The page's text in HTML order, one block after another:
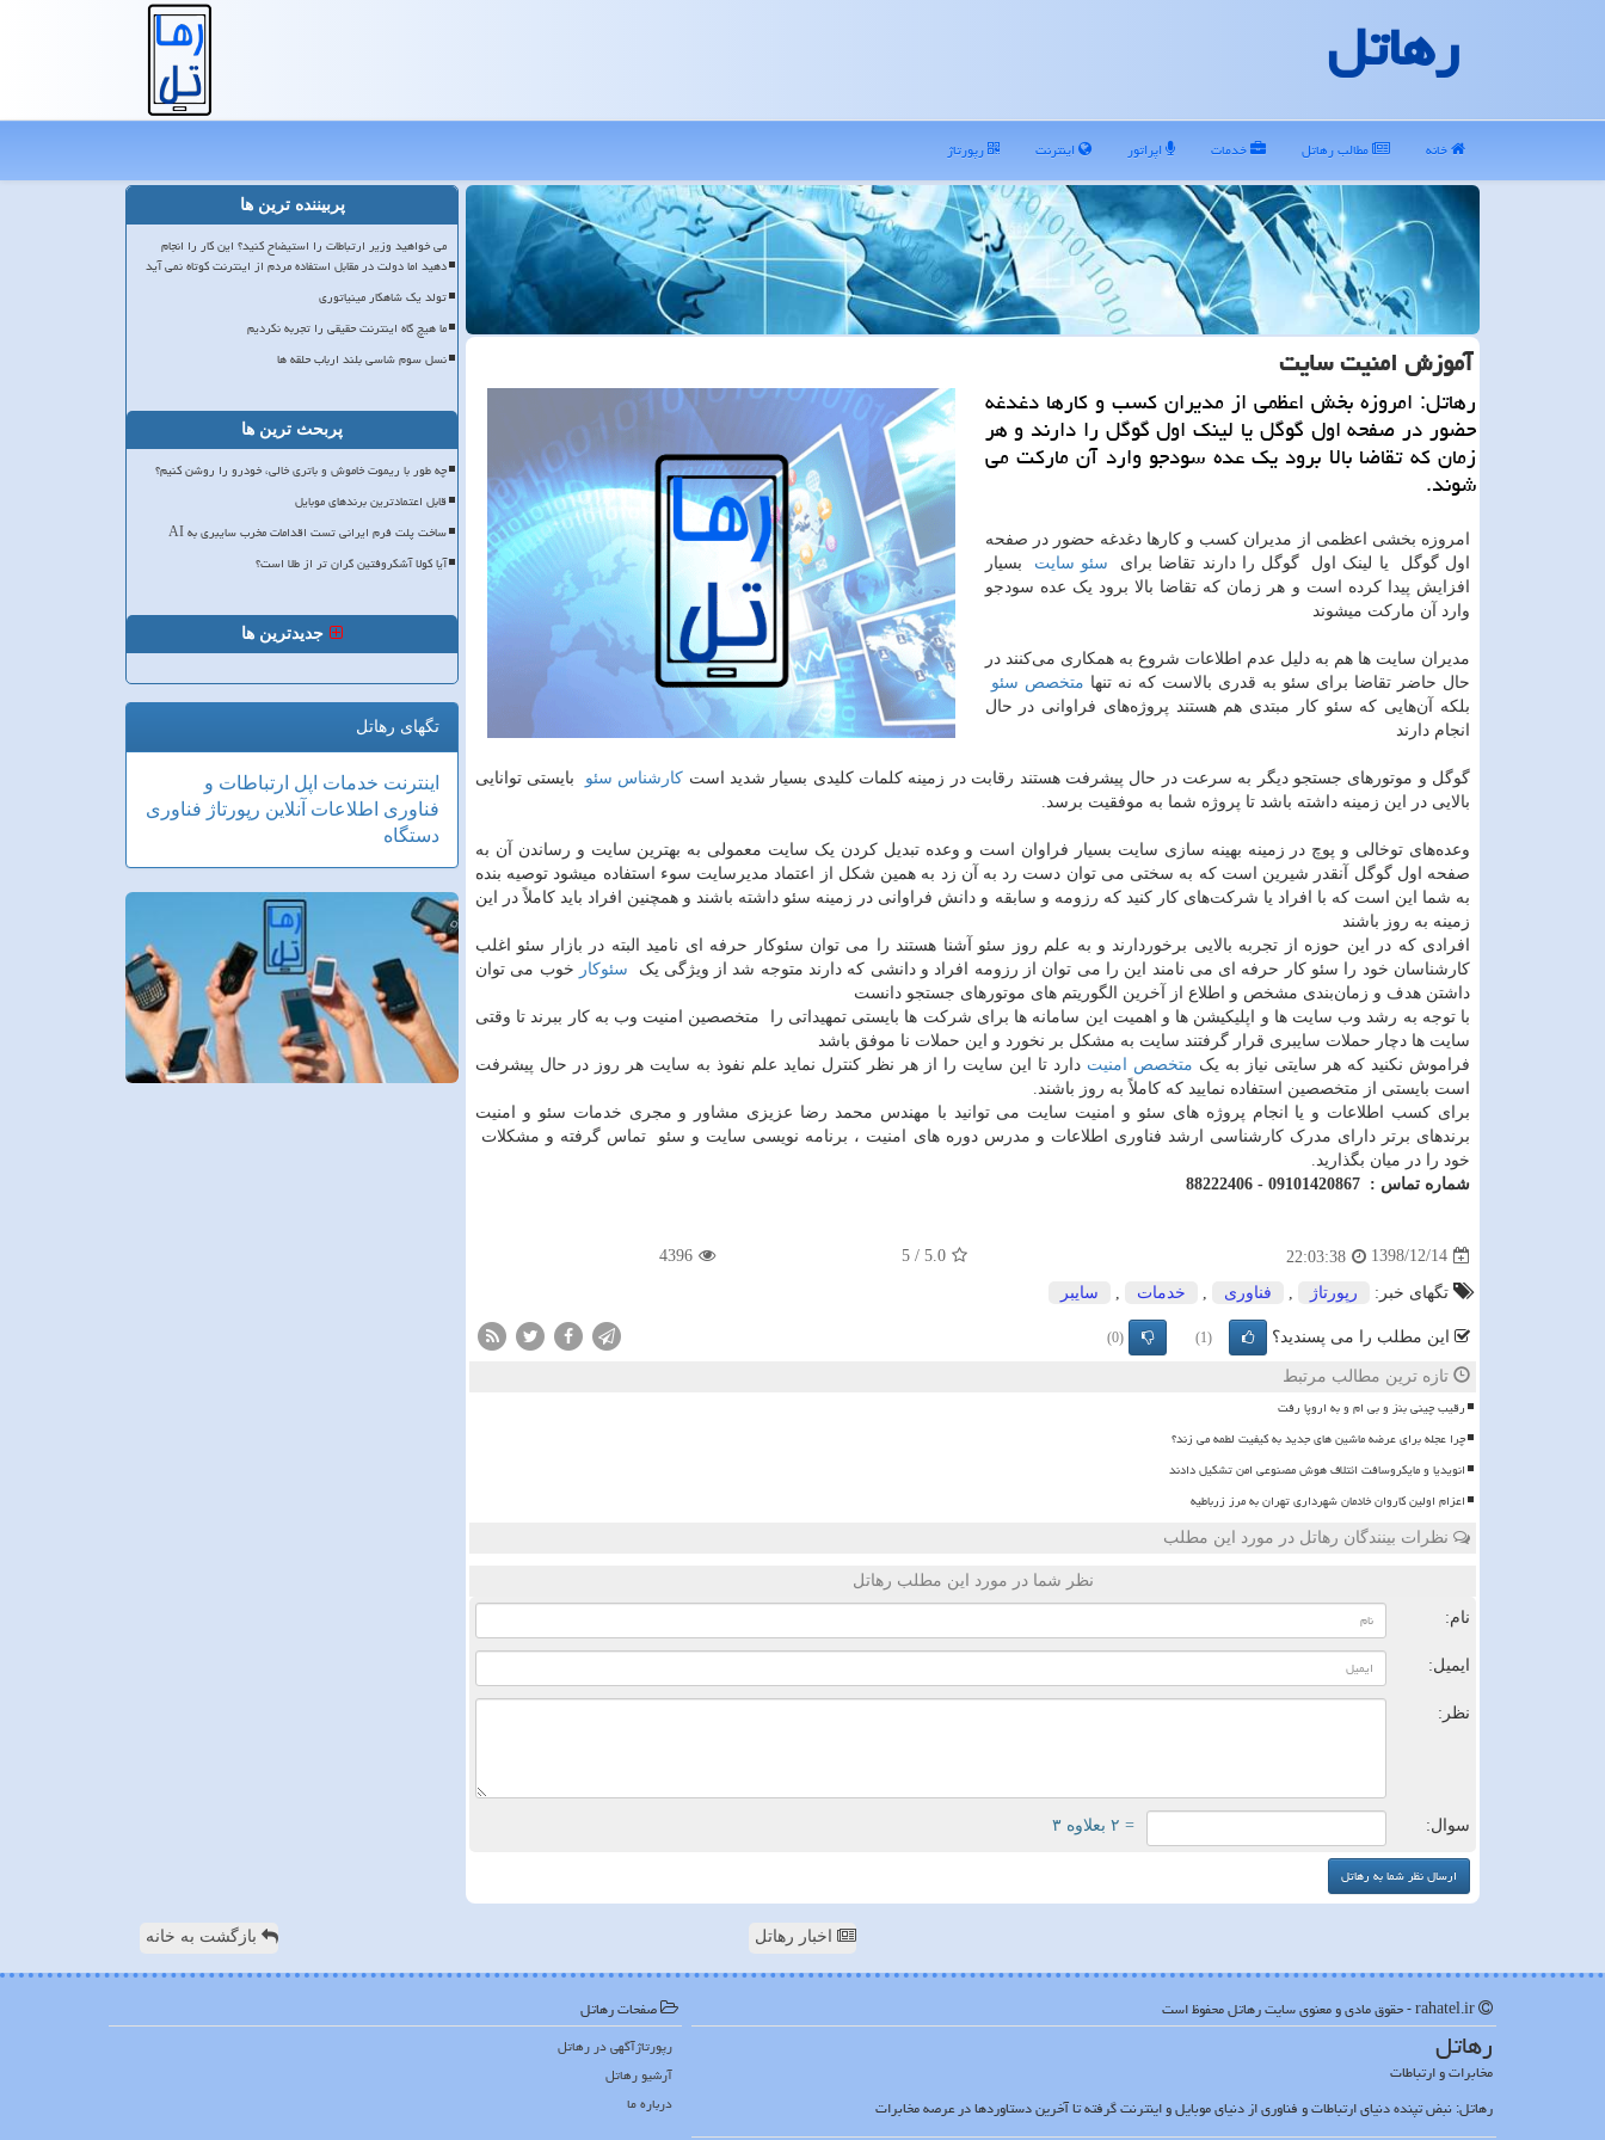
رهاتل
خانه مطالب رهاتل خدمات اپراتور اینترنت رپورتاژ
آموزش امنیت سایت
رهاتل: امروزه بخش اعظمی از مدیران كسب و كارها دغدغه
حضور در صفحه اول گوگل یا لینك اول گوگل را دارند و هر
زمان كه تقاضا بالا برود یك عده سودجو وارد آن ماركت می
شوند.
امروزه بخشی اعظمی از مدیران کسب و کارها دغدغه حضور در صفحه
اول گوگل یا لینک اول گوگل را دارند تقاضا برای سئو سایت بسیار
افزایش پیدا کرده است و هر زمان که تقاضا بالا برود یک عده سودجو
وارد آن مارکت میشوند
مدیران سایت ها هم به دلیل عدم اطلاعات شروع به همکاری می‌کنند در
حال حاضر تقاضا برای سئو به قدری بالاست که نه تنها متخصص سئو
بلکه آن‌هایی که سئو کار مبتدی هم هستند پروژه‌های فراوانی در حال
انجام دارند
گوگل و موتورهای جستجو دیگر به سرعت در حال پیشرفت هستند رقابت در زمینه کلمات کلیدی بسیار شدید است کارشناس سئو بایستی توانایی
بالایی در این زمینه داشته باشد تا پروژه شما به موفقیت برسد.
وعده‌های توخالی و پوچ در زمینه بهینه سازی سایت بسیار فراوان است و وعده تبدیل کردن یک سایت معمولی به بهترین سایت و رساندن آن به
صفحه اول گوگل آنقدر شیرین است که به سختی می توان دست رد به آن زد به همین شکل از اعتماد مدیرسایت سوء استفاده میشود توصیه بنده
به شما این است که با افراد یا شرکت‌های کار کنید که رزومه و سابقه و دانش فراوانی در زمینه سئو داشته باشند و همچنین افراد باید کاملاً در این
زمینه به روز باشند
افرادی که در این حوزه از تجربه بالایی برخوردارند و به علم روز سئو آشنا هستند را می توان سئوکار حرفه ای نامید البته در بازار سئو اغلب
کارشناسان خود را سئو کار حرفه ای می نامند این را می توان از رزومه افراد و دانشی که دارند متوجه شد از ویژگی یک سئوکار خوب می توان
داشتن هدف و زمان‌بندی مشخص و اطلاع از آخرین الگوریتم های موتورهای جستجو دانست
با توجه به رشد وب سایت ها و اپلیکیشن ها و اهمیت این سامانه ها برای شرکت ها بایستی تمهیداتی را متخصصین امنیت وب به کار ببرند تا وقتی
سایت ها دچار حملات سایبری قرار گرفتند سایت به مشکل بر نخورد و این حملات نا موفق باشد
فراموش نکنید که هر سایتی نیاز به یک متخصص امنیت دارد تا این سایت را از هر نظر کنترل نماید علم نفوذ به سایت هر روز در حال پیشرفت
است بایستی از متخصصین استفاده نمایید که کاملاً به روز باشند.
برای کسب اطلاعات و یا انجام پروژه های سئو و امنیت سایت می توانید با مهندس محمد رضا عزیزی مشاور و مجری خدمات سئو و امنیت
برندهای برتر دارای مدرک کارشناسی ارشد فناوری اطلاعات و مدرس دوره های امنیت ، برنامه نویسی سایت و سئو تماس گرفته و مشکلات
خود را در میان بگذارید.
شماره تماس : 09101420867 - 88222406
1398/12/14
22:03:38
5.0
/
5
4396
تگهای خبر: رپورتاژ فناوری خدمات سایبر
این مطلب را می پسندید؟ (1)
(0)
تازه ترین مطالب مرتبط
رقیب چینی بنز و بی ام و به اروپا رفت
چرا عجله برای عرضه ماشین های جدید به کیفیت لطمه می زند؟
انویدیا و مایکروسافت ائتلاف هوش مصنوعی امن تشکیل دادند
اعزام اولین کاروان خادمان شهرداری تهران به مرز زرباطیه
نظرات بینندگان رهاتل در مورد این مطلب
نظر شما در مورد این مطلب رهاتل
نام:
ایمیل:
نظر:
سوال: = ۲ بعلاوه ۳
پربیننده ترین ها
می خواهید وزیر ارتباطات را استیضاح کنید؟ این کار را انجام
دهید اما دولت در مقابل استفاده مردم از اینترنت کوتاه نمی آید
تولد یک شاهکار مینیاتوری
ما هیچ گاه اینترنت حقیقی را تجربه نکردیم
نسل سوم شاسی بلند ارباب حلقه ها
پربحث ترین ها
چه طور با ریموت خاموش و باتری خالی، خودرو را روشن کنیم؟
قابل اعتمادترین برندهای موبایل
ساخت پلت فرم ایرانی تست اقدامات مخرب سایبری به AI
آیا کولا آشکروفتین گران تر از طلا است؟
جدیدترین ها
تگهای رهاتل
اینترنت خدمات اپل ارتباطات و
فناوری اطلاعات آنلاین رپورتاژ فناوری
دستگاه
اخبار رهاتل بازگشت به خانه
رهاتل
مخابرات و ارتباطات
رهاتل: نبض تپنده دنیای ارتباطات و فناوری از دنیای موبایل و اینترنت گرفته تا آخرین دستاوردها در عرصه مخابرات
صفحات رهاتل
رپورتاژآگهی در رهاتل
آرشیو رهاتل
درباره ما